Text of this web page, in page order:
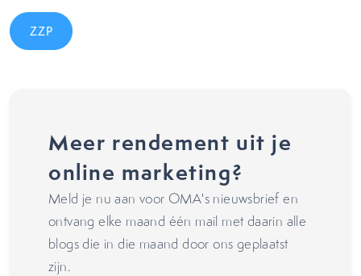
ZZP
Meer rendement uit je
online marketing?
Meld je nu aan voor OMA's nieuwsbrief en
ontvang elke maand één mail met daarin alle
blogs die in die maand door ons geplaatst
zijn.